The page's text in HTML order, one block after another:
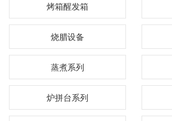
烤箱醒发箱
烧腊设备
蒸煮系列
炉拼台系列